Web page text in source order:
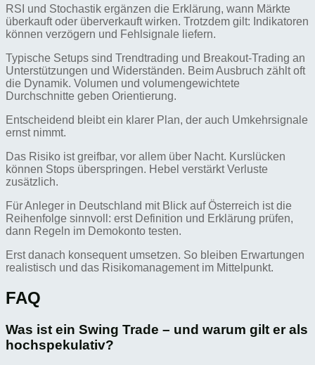
RSI und Stochastik ergänzen die Erklärung, wann Märkte
überkauft oder überverkauft wirken. Trotzdem gilt: Indikatoren
können verzögern und Fehlsignale liefern.
Typische Setups sind Trendtrading und Breakout-Trading an
Unterstützungen und Widerständen. Beim Ausbruch zählt oft
die Dynamik. Volumen und volumengewichtete
Durchschnitte geben Orientierung.
Entscheidend bleibt ein klarer Plan, der auch Umkehrsignale
ernst nimmt.
Das Risiko ist greifbar, vor allem über Nacht. Kurslücken
können Stops überspringen. Hebel verstärkt Verluste
zusätzlich.
Für Anleger in Deutschland mit Blick auf Österreich ist die
Reihenfolge sinnvoll: erst Definition und Erklärung prüfen,
dann Regeln im Demokonto testen.
Erst danach konsequent umsetzen. So bleiben Erwartungen
realistisch und das Risikomanagement im Mittelpunkt.
FAQ
Was ist ein Swing Trade – und warum gilt er als
hochspekulativ?